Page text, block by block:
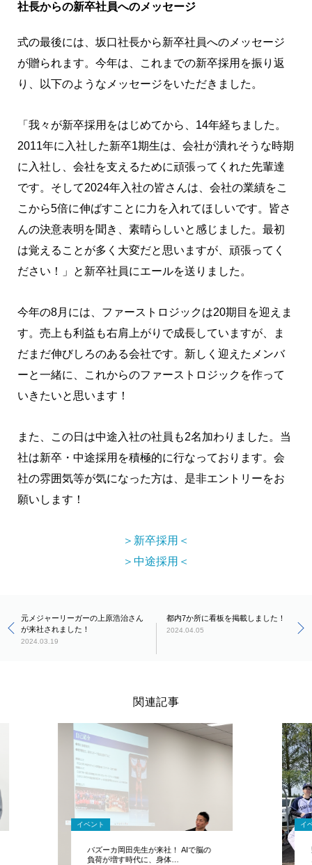
社長からの新卒社員へのメッセージ
式の最後には、坂口社長から新卒社員へのメッセージ
が贈られます。今年は、これまでの新卒採用を振り返
り、以下のようなメッセージをいただきました。
「我々が新卒採用をはじめてから、14年経ちました。
2011年に入社した新卒1期生は、会社が潰れそうな時期
に入社し、会社を支えるために頑張ってくれた先輩達
です。そして2024年入社の皆さんは、会社の業績をこ
こから5倍に伸ばすことに力を入れてほしいです。皆さ
んの決意表明を聞き、素晴らしいと感じました。最初
は覚えることが多く大変だと思いますが、頑張ってく
ださい！」と新卒社員にエールを送りました。
今年の8月には、ファーストロジックは20期目を迎えま
す。売上も利益も右肩上がりで成長していますが、ま
だまだ伸びしろのある会社です。新しく迎えたメンバ
ーと一緒に、これからのファーストロジックを作って
いきたいと思います！
また、この日は中途入社の社員も2名加わりました。当
社は新卒・中途採用を積極的に行なっております。会
社の雰囲気等が気になった方は、是非エントリーをお
願いします！
＞新卒採用＜
＞中途採用＜
元メジャーリーガーの上原浩治さん
が来社されました！
2024.03.19
都内7か所に看板を掲載しました！
2024.04.05
関連記事
イベント
バズーカ岡田先生が来社！ AIで脳の
負荷が増す時代に、身体…
イ